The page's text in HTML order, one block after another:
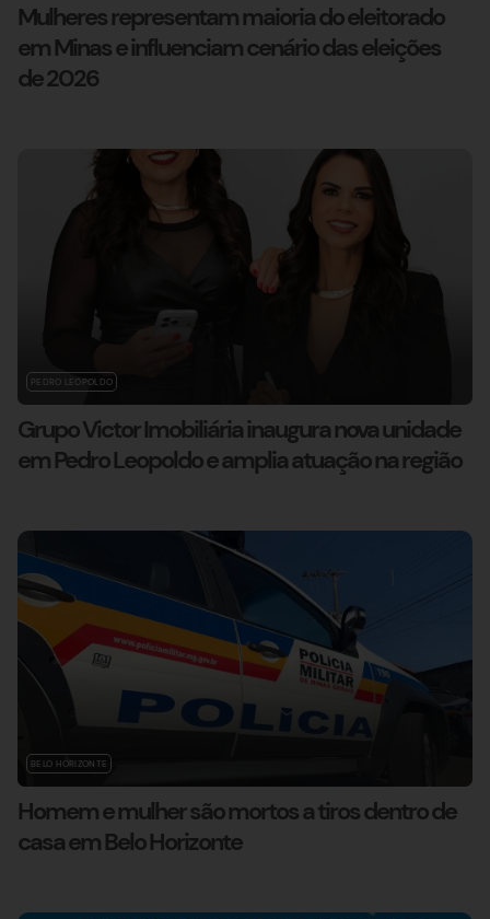
Mulheres representam maioria do eleitorado
em Minas e influenciam cenário das eleições
de 2026
PEDRO LEOPOLDO
Grupo Victor Imobiliária inaugura nova unidade
em Pedro Leopoldo e amplia atuação na região
BELO HORIZONTE
Homem e mulher são mortos a tiros dentro de
casa em Belo Horizonte